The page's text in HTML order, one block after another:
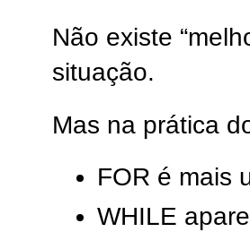
Não existe
situação.
Mas na prática
FOR é mais
WHILE